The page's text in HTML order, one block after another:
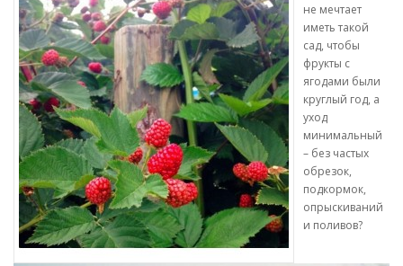
не мечтает
иметь такой
сад, чтобы
фрукты с
ягодами были
круглый год, а
уход
минимальный
– без частых
обрезок,
подкормок,
опрыскиваний
и поливов?